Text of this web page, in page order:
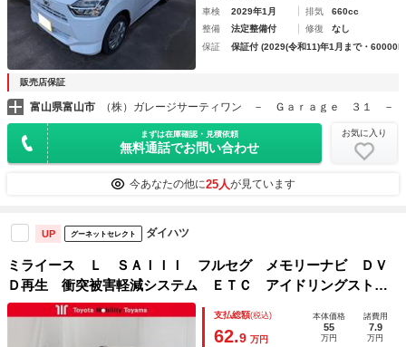
車検
2029年1月 排気
660cc
整備
法定整備付 修復
なし
保証
保証付 (2029(令和11)年1月まで・
販売店保証
富山県富山市 （株）ガレージサーティワン － Ｇａｒａｇｅ ３１ －
まずは在庫確認・見積依頼
無料通話でお問い合わせ
お気に入り
今あなたの他に25人が見ています
UP グーネットセレクト ダイハツ
ミライース Ｌ ＳＡＩＩＩ フルセグ メモリーナビ ＤＶ
Ｄ再生 衝突被害軽減システム ＥＴＣ アイドリングストッ
プ
支払総額(税込)
62.9 万円
本体価格
55
万円
諸費用
7.9
万円